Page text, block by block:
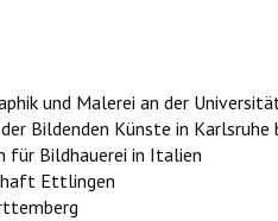
und Malerei an der
Bildenden Künste in Karlsruhe
für Bildhauerei in Italien
Ettlingen